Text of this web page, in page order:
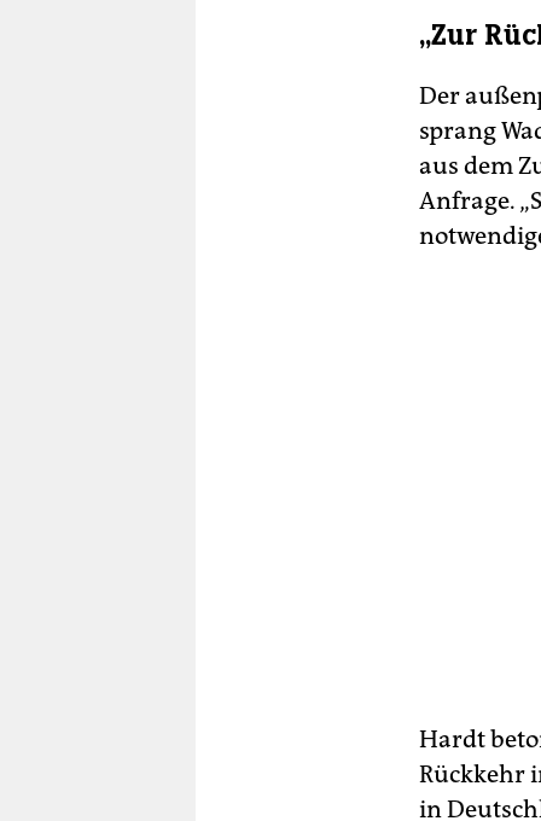
„Zur
Der
sprang
aus dem
Anfrage.
Hardt
Rückkehr
in